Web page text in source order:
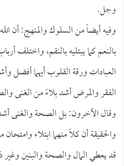
وجل.
وفيه أيضاً من السلوك والمنهج: أن
بالنعم كما يبتليه بالنقم، واختلف
العبادات ورقة القلوب أيهما أفضل
الفقر والمرض أشد بلاءً من الغنى
وقال الآخرون: بل الصحة والغنى
والحقيقة أن كلاً منهما ابتلاء
قد يعطي المال والصحة والبنين